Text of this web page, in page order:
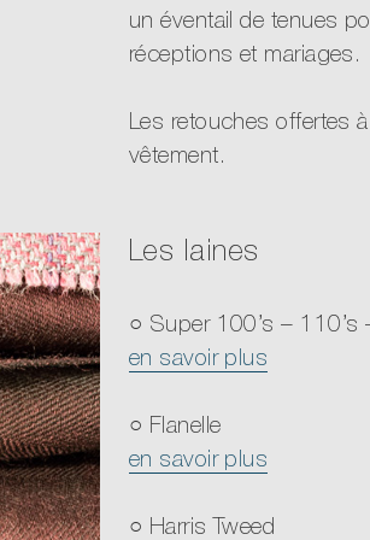
un éventail de tenues
réceptions et mariages.
Les retouches offertes à
vêtement.
Les laines
○ Super 100’s – 110’s
en savoir plus
Super 100’s : 1kg de
1kg, 110m de fil, etc.
matière et un tissage.
○ Flanelle
en savoir plus
La flanelle est une laine
○ Harris Tweed